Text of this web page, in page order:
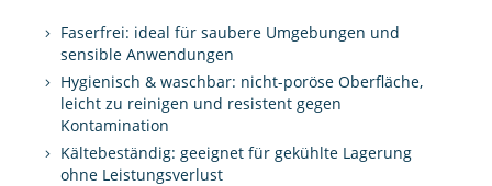
Faserfrei: ideal für saubere Umgebungen und
sensible Anwendungen
Hygienisch & waschbar: nicht-poröse Oberfläche,
leicht zu reinigen und resistent gegen
Kontamination
Kältebeständig: geeignet für gekühlte Lagerung
ohne Leistungsverlust